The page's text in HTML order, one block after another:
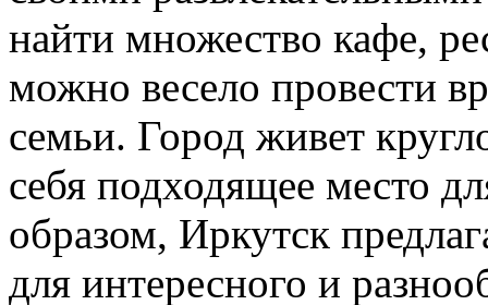
найти множество кафе,
можно весело провести
семьи. Город живет
себя подходящее место
образом, Иркутск
для интересного и